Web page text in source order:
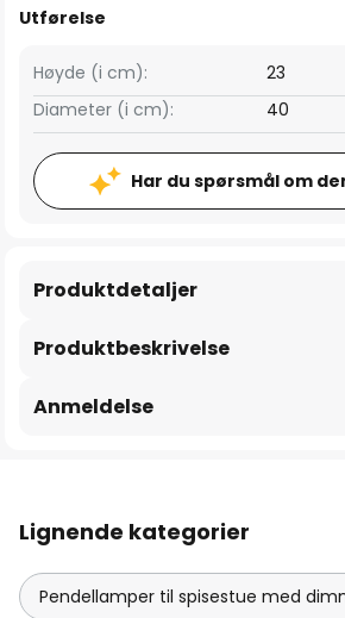
Utførelse
Høyde (i cm):
23
Diameter (i cm):
40
Har du spørsmål om
Produktbeskrivelse
Produktdetaljer
Anmeldelse
Lignende kategorier
Pendellamper til spisestue med